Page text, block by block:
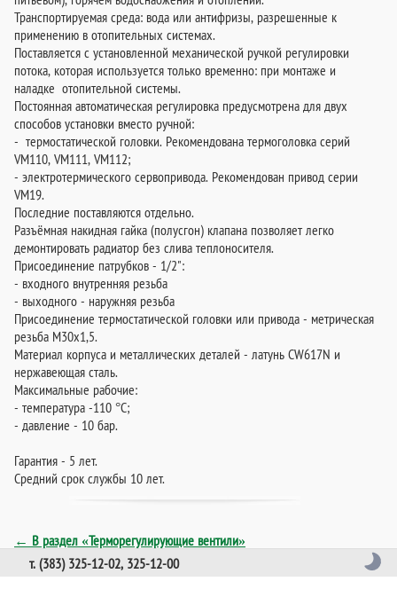
Транспортируемая среда: вода или антифризы, разрешенные к
применению в отопительных системах.
Поставляется с установленной механической ручкой регулировки
потока, которая используется только временно: при монтаже и
наладке отопительной системы.
Постоянная автоматическая регулировка предусмотрена для двух
способов установки вместо ручной:
- термостатической головки. Рекомендована термоголовка серий
VM110, VM111, VM112;
- электротермического сервопривода. Рекомендован привод серии
VM19.
Последние поставляются отдельно.
Разъёмная накидная гайка (полусгон) клапана позволяет легко
демонтировать радиатор без слива теплоносителя.
Присоединение патрубков - 1/2":
- входного внутренняя резьба
- выходного - наружняя резьба
Присоединение термостатической головки или привода - метрическая
резьба М30х1,5.
Материал корпуса и металлических деталей - латунь CW617N и
нержавеющая сталь.
Максимальные рабочие:
- температура -110 °С;
- давление - 10 бар.
Гарантия - 5 лет.
Средний срок службы 10 лет.
← В раздел «Терморегулирующие вентили»
т. (383) 325-12-02, 325-12-00